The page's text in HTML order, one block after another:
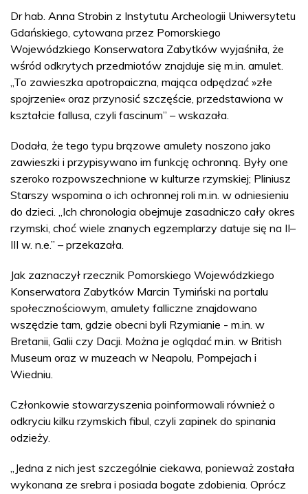
Dr hab. Anna Strobin z Instytutu Archeologii Uniwersytetu
Gdańskiego, cytowana przez Pomorskiego
Wojewódzkiego Konserwatora Zabytków wyjaśniła, że
wśród odkrytych przedmiotów znajduje się m.in. amulet.
„To zawieszka apotropaiczna, mająca odpędzać »złe
spojrzenie« oraz przynosić szczęście, przedstawiona w
kształcie fallusa, czyli fascinum” – wskazała.
Dodała, że tego typu brązowe amulety noszono jako
zawieszki i przypisywano im funkcję ochronną. Były one
szeroko rozpowszechnione w kulturze rzymskiej; Pliniusz
Starszy wspomina o ich ochronnej roli m.in. w odniesieniu
do dzieci. „Ich chronologia obejmuje zasadniczo cały okres
rzymski, choć wiele znanych egzemplarzy datuje się na II–
III w. n.e.” – przekazała.
Jak zaznaczył rzecznik Pomorskiego Wojewódzkiego
Konserwatora Zabytków Marcin Tymiński na portalu
społecznościowym, amulety falliczne znajdowano
wszędzie tam, gdzie obecni byli Rzymianie - m.in. w
Bretanii, Galii czy Dacji. Można je oglądać m.in. w British
Museum oraz w muzeach w Neapolu, Pompejach i
Wiedniu.
Członkowie stowarzyszenia poinformowali również o
odkryciu kilku rzymskich fibul, czyli zapinek do spinania
odzieży.
„Jedna z nich jest szczególnie ciekawa, ponieważ została
wykonana ze srebra i posiada bogate zdobienia. Oprócz